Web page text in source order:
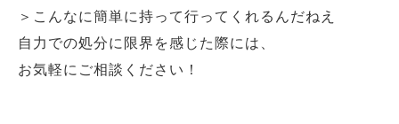
＞こんなに簡単に持って行ってくれるんだねえ
自力での処分に限界を感じた際には、
お気軽にご相談ください！